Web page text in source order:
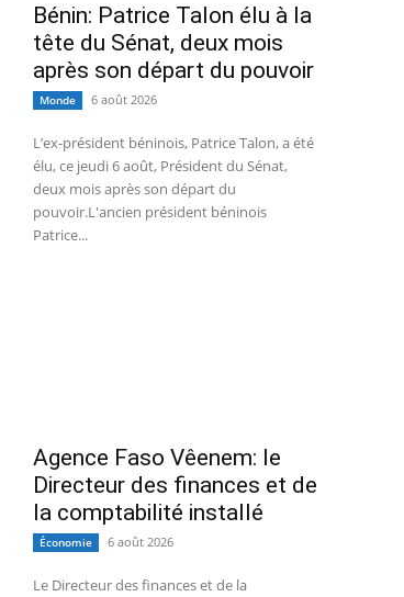
Bénin: Patrice Talon élu à la
tête du Sénat, deux mois
après son départ du pouvoir
Monde 6 août 2026
L’ex-président béninois, Patrice Talon, a été
élu, ce jeudi 6 août, Président du Sénat,
deux mois après son départ du
pouvoir.L'ancien président béninois
Patrice...
Agence Faso Vêenem: le
Directeur des finances et de
la comptabilité installé
Économie 6 août 2026
Le Directeur des finances et de la